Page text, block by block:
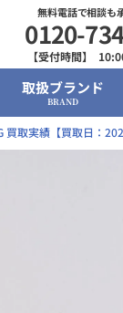
無料電話で相談も承
0120-
【受付時間】
取扱ブランド
BRAND
取実績【買取日：